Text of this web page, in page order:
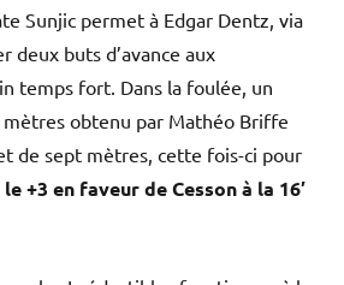
Sunjic permet à Edgar Dentz, via
deux buts d’avance aux
temps fort. Dans la foulée, un
obtenu par Mathéo Briffe
de sept mètres, cette fois-ci pour
+3 en faveur de Cesson à la 16′